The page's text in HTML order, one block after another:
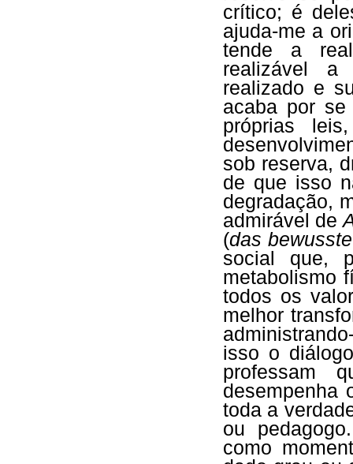
crítico; é
ajuda-me a
tende a
realizável a
realizado e
acaba por
próprias
sob reserva,
de que isso
degradação,
admirável de
(das
social que,
metabolismo
todos os
melhor
isso o
professam
desempenha
toda a
ou
como